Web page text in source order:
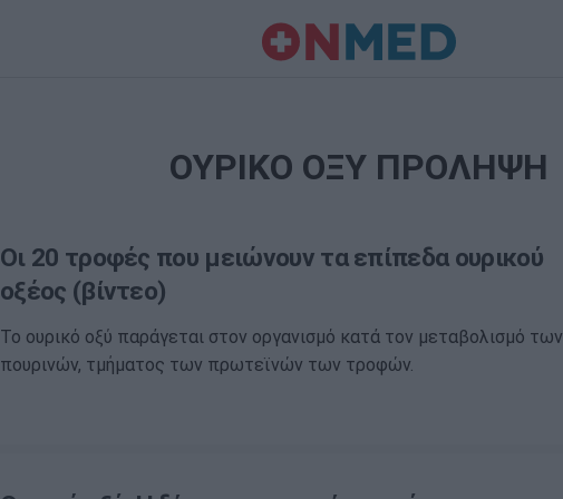
ΟΥΡΙΚΟ ΟΞΥ ΠΡΟΛΗΨΗ
Οι 20 τροφές που μειώνουν τα επίπεδα ουρικού
οξέος (βίντεο)
Το ουρικό οξύ παράγεται στον οργανισμό κατά τον μεταβολισμό των
πουρινών, τμήματος των πρωτεϊνών των τροφών.